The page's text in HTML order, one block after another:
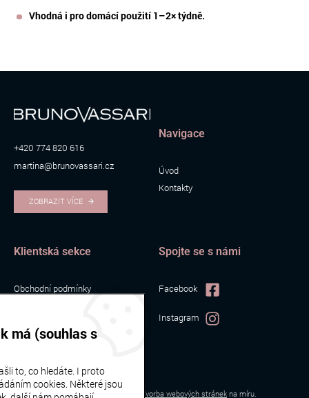
Vhodná i pro domácí použití 1–2× týdně.
+420 774 820 616
martina@brunovassari.cz
ZOBRAZIT VÍCE
Navigace
Úvod
Kontakty
Klientská sekce
Obchodní podmínky
Spojte se s námi
Facebook
Instagram
Bruno Vassari | © 2026
Webové stránkyvytvořilo Tvorba webových stránek na míru.
má (souhlas s
to, co hledáte. I proto
cookies. Některé jsou